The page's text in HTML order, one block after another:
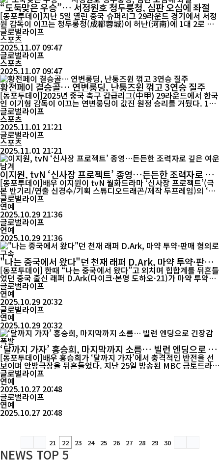
“도둑맞은 우승”… 서정원호 청두룽청, 심판 오심에 좌절
[동포투데이]지난 5일 열린 중국 슈퍼리그 29라운드 경기에서 서정
원 감독이 이끄는 청두룽청(成都蓉城)이 허난(河南)에 1대 2로 패
했다. 그러나 패배의 원인은 단순한 경기력 문제가 아니었다. 중국축
구협회가 공식적으로 “두 차례의 중대한 오심이 있었다”고 인정하
면서, 청두룽청의 우승 경쟁이 사실상 심판의 판정에 의해 좌절됐다
는 비판이 거세지고 있다. 이번 경기는 사실상 올 시즌 우승 향방을
가를 분수령이...
글로벌라이프
스포츠
2025.11.07 09:47
글로벌라이프
스포츠
2025.11.07 09:47
황전페이 결승골… 연변룽딩, 난퉁즈윈 꺾고 3연승 질주
[동포투데이]2025년 중국 축구 갑급리그(中甲) 29라운드에서 한국
인 이기형 감독이 이끄는 연변룽딩이 값진 원정 승리를 거뒀다. 1일
오후 열린 경기에서 연변룽딩은 난퉁즈윈을 1-0으로 제압하며 리그
3연승을 이어갔다. 승리의 주인공은 26세 공격수 황전페이였다. 난
퉁즈윈은 경기 전까지 6위, 연변룽딩은 4위에 올라 있었다. 객관적
인 전력과 홈 이점을 앞세운 난퉁즈윈이 우세할 것이라는 전망이 많
았지만, 결과는...
글로벌라이프
스포츠
2025.11.01 21:21
글로벌라이프
스포츠
2025.11.01 21:21
이지원, tvN ‘신사장 프로젝트’ 종영…든든한 조력자로 깊
은 여운 남겨
[동포투데이]배우 이지원이 tvN 월화드라마 ‘신사장 프로젝트’(극
본 반기리/연출 신경수/기획 스튜디오드래곤/제작 두프레임)의 ‘강
여경’으로서 마지막까지 진한 여운을 남겼다. ‘신사장 프로젝트’는
전설적인 협상가 출신 치킨집 사장 신사장(한석규 분)이 편법과 준
법의 경계를 넘나들며 다양한 사건을 해결하는 분쟁 해결 히어로 드
라마로, 지난 28일 방송을 끝으로 막을 내렸다. 이지원은 극 중 마헌
경찰서 순경...
글로벌라이프
연예
2025.10.29 21:36
글로벌라이프
연예
2025.10.29 21:36
"나는 중국에서 왔다"던 천재 래퍼 D.Ark, 마약 투약·판매
혐의로 구속
[동포투데이] 한때 “나는 중국에서 왔다”고 외치며 힙합계를 뒤흔들
었던 중국 출신 래퍼 D.Ark(다이크·본명 도하오·21)가 마약 투약과
판매 혐의로 경찰에 붙잡혔다. 전남 목포경찰서는 27일 마약류관리
법 위반 혐의로 D.Ark를 체포하고 구속영장을 신청했다고 밝혔다.
경찰은 그의 거주지에서 대마초와 분량 포장용 비닐봉지를 함께 압
수했으며, D.Ark는 “지인의 물건일 뿐 자신과 무관하다”며 혐의를
부인하고 있는 ...
글로벌라이프
연예
2025.10.29 20:32
글로벌라이프
연예
2025.10.29 20:32
‘달까지 가자’ 홍승희, 마지막까지 소름… 빌런 엔딩으로 긴
장감 폭발
[동포투데이]배우 홍승희가 ‘달까지 가자’에서 충격적인 반전을 선
보이며 안방극장을 뒤흔들었다. 지난 25일 방송된 MBC 금토드라마
‘달까지 가자’(기획 장재훈·연출 오다영·정훈·극본 나윤채·제작 본
팩토리) 11회에서는 마론제과 마케팅팀 신입사원 정다희(홍승희
분)가 사내 익명 게시판을 발칵 뒤집은 악플러 ‘호빵한입’의 정체로
글로벌라이프
연예
2025.10.27 20:48
글로벌라이프
연예
2025.10.27 20:48
21 22 23 24 25 26 27 28 29 30
NEWS TOP 5